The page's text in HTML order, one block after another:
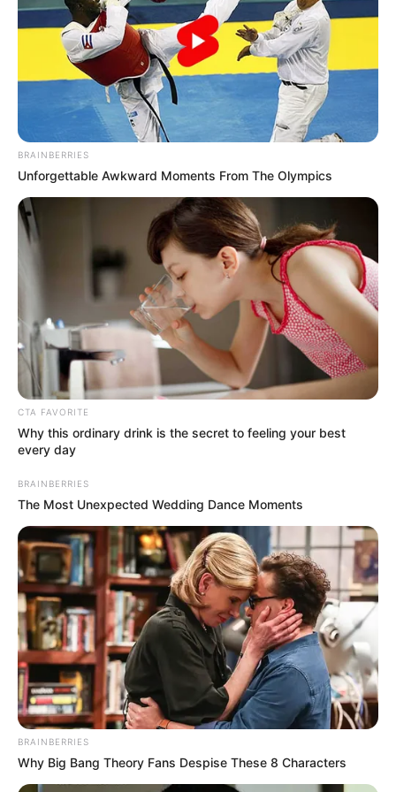
θέση τους σε ένα σκηνικό που θυμίζει την
πραγματικότητα.
Φυλακισμένοι στα σπίτια τους
Φυλακισμένοι στα σπίτια τους νιώθουν οι
κάτοικοι και εφευρίσκουν τρόπους
προκειμένου να τις προστατέψουν από τις
κλοπές και τις διαρρήξεις, οι οποίες, όπως
περιγράφουν έχουν γίνει μέρος της
καθημερινότητας τους.
Φυλακισμένοι στα σπίτια τους είναι οι κάτοικοι
Βάζουν κάγκελα, συναγερμούς, λουκέτα ακόμη
και συρματοπλέγματα στα μπαλκόνια τους και
στις εισόδους των σπιτιών τους, για να
αποτρέψουν τους επίδοξους κακοποιούς να
λεηλατήσουν τις περιουσίες τους.
Δεν αφήνουν τίποτα στην πιλοτή
BRAINBERRIES
Unforgettable Awkward Moments From The Olympics
CTA FAVORITE
Why this ordinary drink is the secret to feeling your best
every day
BRAINBERRIES
The Most Unexpected Wedding Dance Moments
BRAINBERRIES
Why Big Bang Theory Fans Despise These 8 Characters